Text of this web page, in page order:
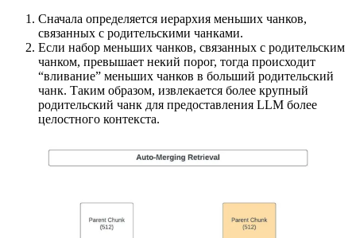
Сначала определяется иерархия меньших чанков,
связанных с родительскими чанками.
Если набор меньших чанков, связанных с родительским
чанком, превышает некий порог, тогда происходит
“вливание” меньших чанков в больший родительский
чанк. Таким образом, извлекается более крупный
родительский чанк для предоставления LLM более
целостного контекста.